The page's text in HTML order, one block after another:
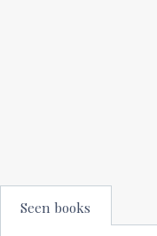
Seen books